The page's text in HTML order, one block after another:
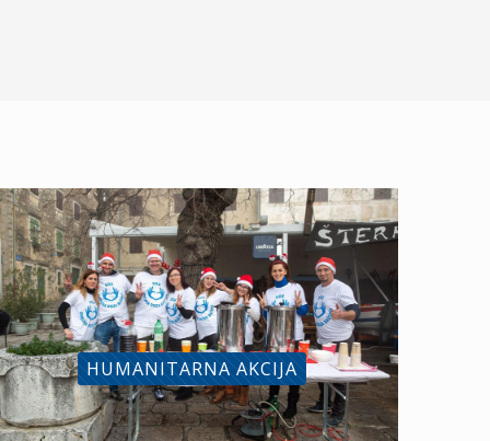
HUMANITARNA AKCIJA